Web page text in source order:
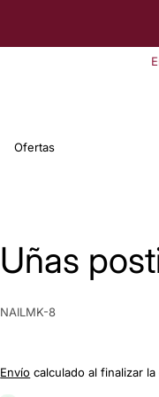
Ofertas
Uñas
SKU:
NAILMK-8
Envío calculado al finalizar la